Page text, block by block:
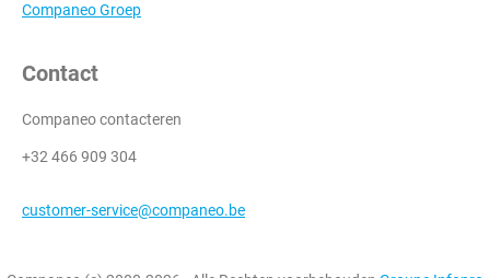
Companeo Groep
Contact
Companeo contacteren
+32 466 909 304
customer-service@companeo.be